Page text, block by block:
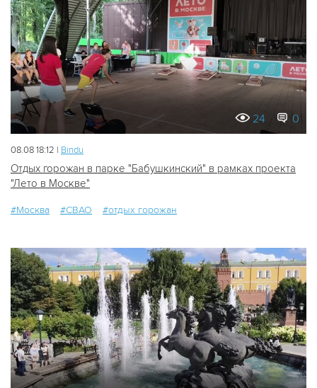
24 0
08.08 18:12 | Bindu
Отдых горожан в парке "Бабушкинский" в рамках проекта
"Лето в Москве"
#Москва #СВАО #отдых горожан